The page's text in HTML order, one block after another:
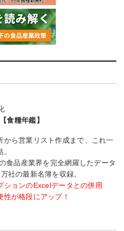
食糧年鑑】
から営業リスト作成まで、これ一
食品産業界を完全網羅したデータ
社の最新名簿を収録。
ションのExcelデータとの併用
性が格段にアップ！